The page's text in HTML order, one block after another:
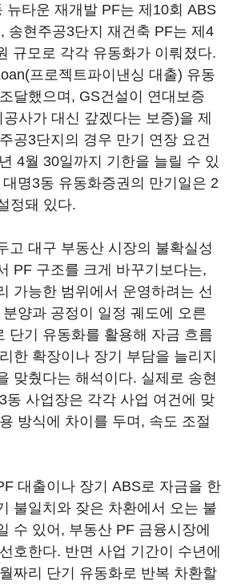
뉴타운 재개발 PF는 제10회 ABS
송현주공3단지 재건축 PF는 제4
규모로 각각 유동화가 이뤄졌다.
프로젝트파이낸싱 대출) 유동
달했으며, GS건설이 연대보증
사가 대신 갚겠다는 보증)을 제
공3단지의 경우 만기 연장 요건
4월 30일까지 기한을 늘릴 수 있
명3동 유동화증권의 만기일은 2
정돼 있다.
고 대구 부동산 시장의 불확실성
PF 구조를 크게 바꾸기보다는,
가능한 범위에서 운영하려는 선
양과 공정이 일정 궤도에 오른
단기 유동화를 활용해 자금 흐름
한 확장이나 장기 부담을 늘리지
맞췄다는 해석이다. 실제로 송현
동 사업장은 각각 사업 여건에 맞
방식에 차이를 두며, 속도 조절
대출이나 장기 ABS로 자금을 한
불일치와 잦은 차환에서 오는 불
수 있어, 부동산 PF 금융시장에
호한다. 반면 사업 기간이 수년에
짜리 단기 유동화로 반복 차환할